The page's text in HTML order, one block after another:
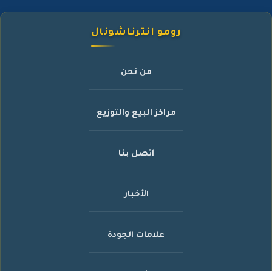
رومو انترناشونال
من نحن
مراكز البيع والتوزيع
اتصل بنا
الأخبار
علامات الجودة